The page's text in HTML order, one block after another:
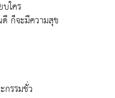
บใคร
ดี ก็จะมีความสุข
รรมชั่ว